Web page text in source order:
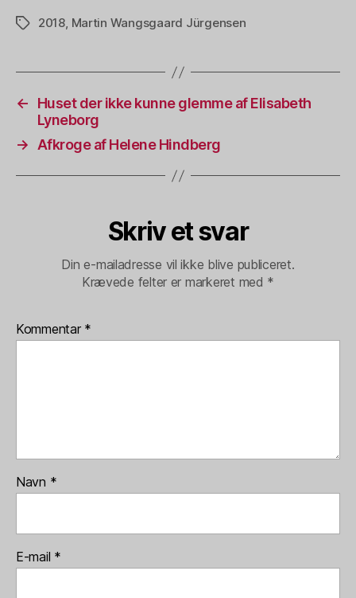
Tags2018, Martin Wangsgaard Jürgensen
←
Huset der ikke kunne glemme af Elisabeth
Lyneborg
→
Afkroge af Helene Hindberg
Skriv et svar
Din e-mailadresse vil ikke blive publiceret.
Krævede felter er markeret med *
Kommentar *
Navn *
E-mail *